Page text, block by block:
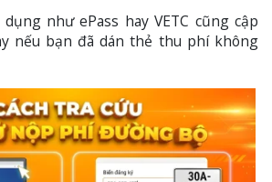
như ePass hay VETC cũng cập
nếu bạn đã dán thẻ thu phí không